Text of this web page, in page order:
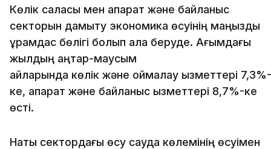
Көлік саласы мен ақпарат және байланыс
секторын дамыту экономика өсуінің маңызды
құрамдас бөлігі болып қала беруде. Ағымдағы
жылдың қаңтар-маусым
айларында көлік және қоймалау қызметтері 7,3%-
ке, ақпарат және байланыс қызметтері 8,7%-ке
өсті.
Нақты сектордағы өсу сауда көлемінің өсуімен